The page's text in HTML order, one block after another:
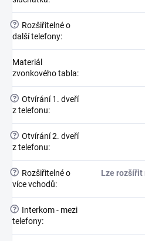
?
Rozšiřitelné o
další telefony:
Materiál
zvonkového tabla:
? Otvírání 1. dveří
z telefonu:
? Otvírání 2. dveří
z telefonu:
?
Rozšiřitelné o
více vchodů:
Lze rozšířit
?
Interkom - mezi
telefony: